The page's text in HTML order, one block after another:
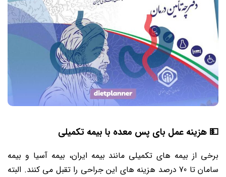
💵 هزینه عمل بای پس معده با بیمه تکمیلی
برخی از بیمه های تکمیلی مانند بیمه ایران، بیمه آسیا و بیمه
سامان تا 70 درصد هزینه های این جراحی را تقبل می کنند. البته